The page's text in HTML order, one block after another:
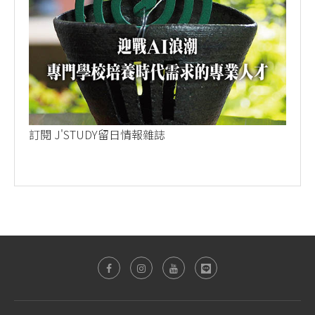
訂閱 J'STUDY留日情報雜誌